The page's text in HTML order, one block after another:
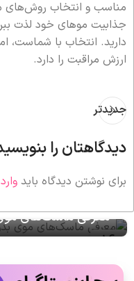
مناسب و انتخاب روش‌های
جذابیت موهای خود لذت
دارید. انتخاب با شماست،
ارزش مراقبت را دارد.
جدیدتر
دیدگاهتان را
برای نوشتن دیدگاه باید
16
معرفی ماسک‌های موی